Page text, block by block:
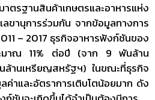
รฐานสินค้าเกษตรและอาหารแห่ง
ขานุการร่วมกัน จากข้อมูลทางการ
– 2017 ธุรกิจอาหารฟังก์ชันของ
ระมาณ 11% ต่อปี (จาก 9 พันล้าน
านเหรียญสหรัฐฯ) ในขณะที่ธุรกิจ
าและอัตราการเติบโตน้อยมาก ดัง